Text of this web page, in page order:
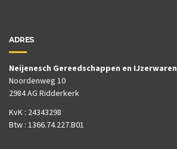
ADRES
Neijenesch Gereedschappen en IJzerwaren
Noordenweg 10
2984 AG Ridderkerk
KvK : 24343298
Btw : 1366.74.227.B01